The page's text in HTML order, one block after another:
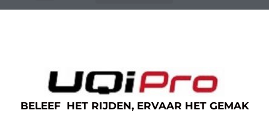
BELEEF HET RIJDEN, ERVAAR HET GEMAK